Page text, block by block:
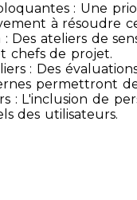
: Une
à résoudre
Des ateliers de
chefs de projet.
: Des
permettront
: L'inclusion de
des utilisateurs.